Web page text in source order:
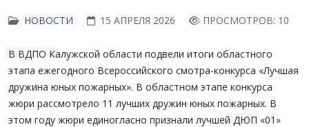
НОВОСТИ 15 АПРЕЛЯ 2026 ПРОСМОТРОВ: 10
В ВДПО Калужской области подвели итоги областного
этапа ежегодного Всероссийского смотра-конкурса «Лучшая
дружина юных пожарных». В областном этапе конкурса
жюри рассмотрело 11 лучших дружин юных пожарных. В
этом году жюри единогласно признали лучшей ДЮП «01»